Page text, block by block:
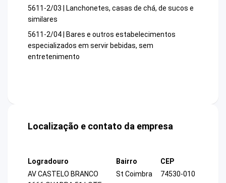
5611-2/03 | Lanchonetes, casas de chá, de sucos e
similares
5611-2/04 | Bares e outros estabelecimentos
especializados em servir bebidas, sem
entretenimento
Localização e contato da empresa
Logradouro
AV CASTELO BRANCO
Bairro
St Coimbra
CEP
74530-010